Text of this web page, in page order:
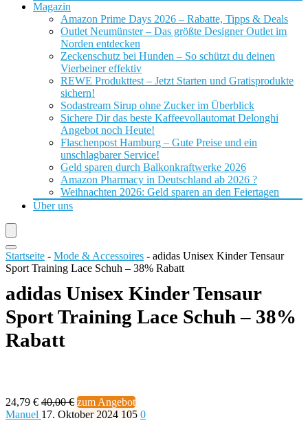
Magazin
Amazon Prime Days 2026 – Rabatte, Tipps & Deals
Outlet Neumünster – Das größte Designer Outlet im
Norden entdecken
Zeckenschutz bei Hunden – So schützt du deinen
Vierbeiner effektiv
REWE Produkttest – Jetzt Starten und Gratisprodukte
sichern!
Sodastream Sirup ohne Zucker im Überblick
Sichere Dir das beste Kaffeevollautomat Delonghi
Angebot noch Heute!
Flaschenpost Hamburg – Gute Preise und ein
unschlagbarer Service!
Geld sparen durch Balkonkraftwerke 2026
Amazon Pharmacy in Deutschland ab 2026 ?
Weihnachten 2026: Geld sparen an den Feiertagen
Über uns
Startseite - Mode & Accessoires - adidas Unisex Kinder Tensaur
Sport Training Lace Schuh – 38% Rabatt
adidas Unisex Kinder Tensaur
Sport Training Lace Schuh – 38%
Rabatt
24,79 € 40,00 € zum Angebot
Manuel 17. Oktober 2024 105 0